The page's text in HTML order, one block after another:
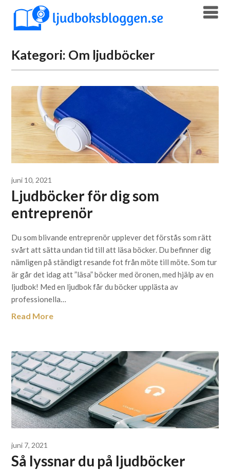
content
Kategori: Om ljudböcker
juni 10, 2021
Ljudböcker för dig som
entreprenör
Du som blivande entreprenör upplever det förstås som rätt
svårt att sätta undan tid till att läsa böcker. Du befinner dig
nämligen på ständigt resande fot från möte till möte. Som tur
är går det idag att ”läsa” böcker med öronen, med hjälp av en
ljudbok! Med en ljudbok får du böcker upplästa av
professionella…
Read More
juni 7, 2021
Så lyssnar du på ljudböcker